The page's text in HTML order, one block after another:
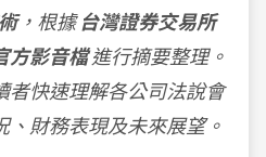
，根據台灣證券交易所
方影音檔進行摘要整理。
者快速理解各公司法說會
、財務表現及未來展望。